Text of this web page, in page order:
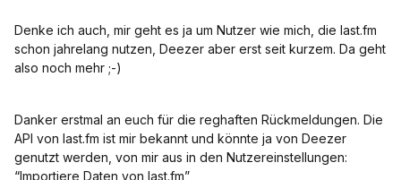
Denke ich auch, mir geht es ja um Nutzer wie mich, die last.fm
schon jahrelang nutzen, Deezer aber erst seit kurzem. Da geht
also noch mehr ;-)
Danker erstmal an euch für die reghaften Rückmeldungen. Die
API von last.fm ist mir bekannt und könnte ja von Deezer
genutzt werden, von mir aus in den Nutzereinstellungen:
“Importiere Daten von last.fm”